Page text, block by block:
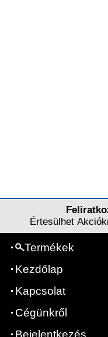
Értesülhet
Termékek
Kezdőlap
Kapcsolat
Cégünkről
Bejelentkezés